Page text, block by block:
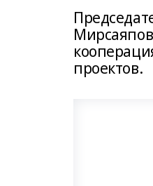
проектов.